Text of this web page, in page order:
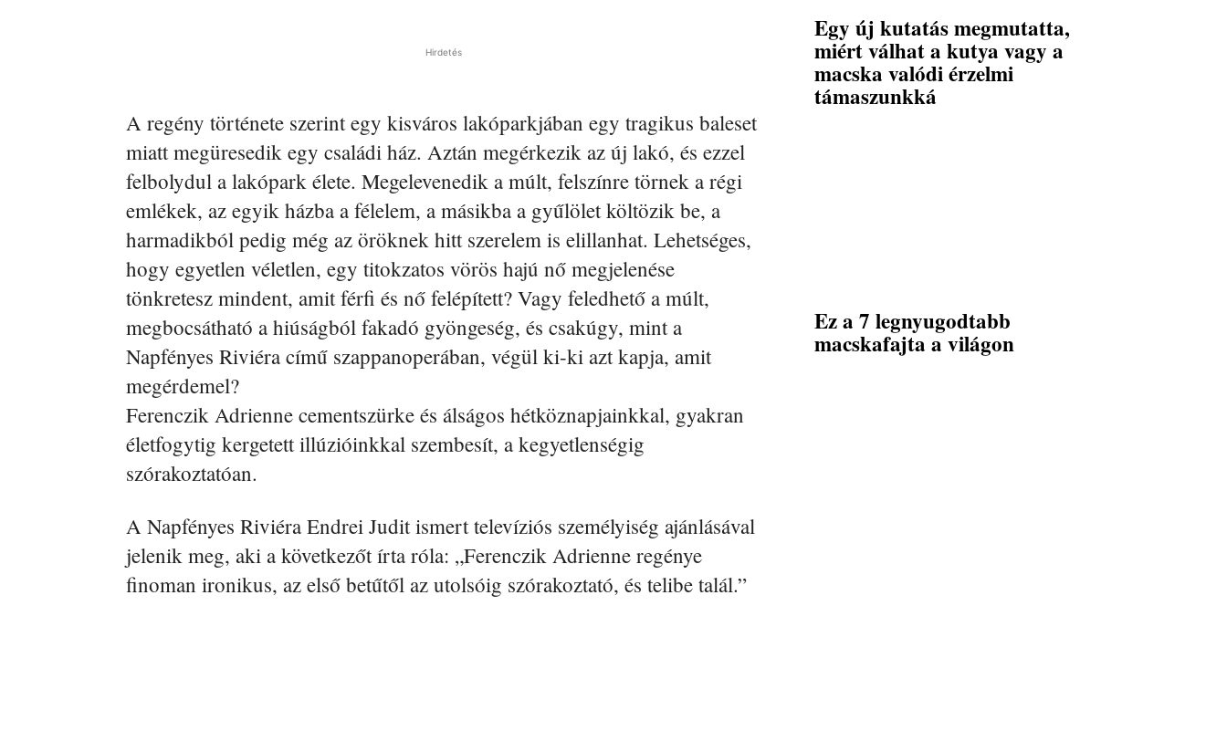
Hirdetés
A regény története szerint egy kisváros lakóparkjában egy tragikus baleset
miatt megüresedik egy családi ház. Aztán megérkezik az új lakó, és ezzel
felbolydul a lakópark élete. Megelevenedik a múlt, felszínre törnek a régi
emlékek, az egyik házba a félelem, a másikba a gyűlölet költözik be, a
harmadikból pedig még az öröknek hitt szerelem is elillanhat. Lehetséges,
hogy egyetlen véletlen, egy titokzatos vörös hajú nő megjelenése
tönkretesz mindent, amit férfi és nő felépített? Vagy feledhető a múlt,
megbocsátható a hiúságból fakadó gyöngeség, és csakúgy, mint a
Napfényes Riviéra című szappanoperában, végül ki-ki azt kapja, amit
megérdemel?
Ferenczik Adrienne cementszürke és álságos hétköznapjainkkal, gyakran
életfogytig kergetett illúzióinkkal szembesít, a kegyetlenségig
szórakoztatóan.
A Napfényes Riviéra Endrei Judit ismert televíziós személyiség ajánlásával
jelenik meg, aki a következőt írta róla: „Ferenczik Adrienne regénye
finoman ironikus, az első betűtől az utolsóig szórakoztató, és telibe talál.”
Egy új kutatás megmutatta,
miért válhat a kutya vagy a
macska valódi érzelmi
támaszunkká
Ez a 7 legnyugodtabb
macskafajta a világon